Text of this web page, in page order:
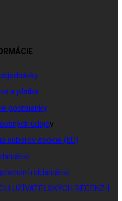
a platba
podmienky
údajov
súborov cookie (EÚ)
reklamácie
UŽÍVATEĽSKÝCH RECENZIÍ